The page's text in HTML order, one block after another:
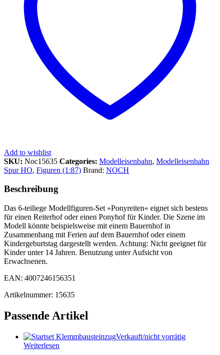
Add to wishlist
SKU: Noc15635 Categories: Modelleisenbahn, Modelleisenbahn
Spur HO, Figuren (1:87) Brand: NOCH
Beschreibung
Das 6-teiliege Modellfiguren-Set »Ponyreiten« eignet sich bestens
für einen Reiterhof oder einen Ponyhof für Kinder. Die Szene im
Modell könnte beispielsweise mit einem Bauernhof in
Zusammenhang mit Ferien auf dem Bauernhof oder einem
Kindergeburtstag dargestellt werden. Achtung: Nicht geeignet für
Kinder unter 14 Jahren. Benutzung unter Aufsicht von
Erwachsenen.
EAN: 4007246156351
Artikelnummer: 15635
Passende Artikel
Verkauft/nicht vorrätig
Weiterlesen